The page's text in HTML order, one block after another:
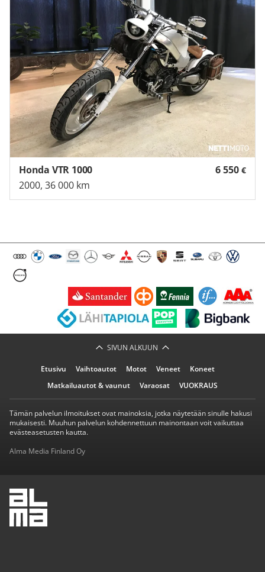
6 550 €
Honda VTR 1000
2000, 36 000 km
SIVUN ALKUUN
Etusivu Vaihtoautot Motot Veneet
Koneet
Matkailuautot & vaunut
Varaosat VUOKRAUS
Tämän palvelun ilmoitukset ovat mainoksia, jotka näytetään sinulle hakusi
mukaisesti. Muuhun palvelun kohdennettuun mainontaan voit vaikuttaa
evästeasetusten kautta.
Alma Media Finland Oy